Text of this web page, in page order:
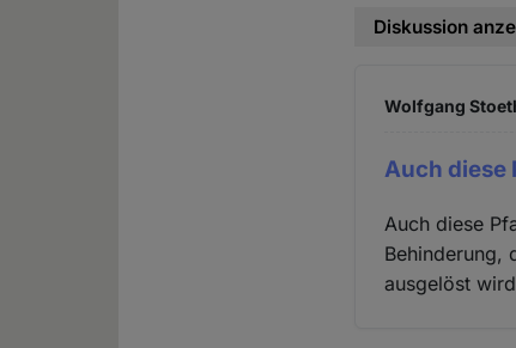
Diskussion
Wolfgang
Auch diese
Auch diese
Behinderung,
ausgelöst